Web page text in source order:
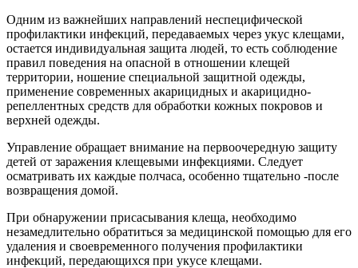
Одним из важнейших направлений неспецифической
профилактики инфекций, передаваемых через укус клещами,
остается индивидуальная защита людей, то есть соблюдение
правил поведения на опасной в отношении клещей
территории, ношение специальной защитной одежды,
применение современных акарицидных и акарицидно-
репеллентных средств для обработки кожных покровов и
верхней одежды.
Управление обращает внимание на первоочередную защиту
детей от заражения клещевыми инфекциями. Следует
осматривать их каждые полчаса, особенно тщательно -после
возвращения домой.
При обнаружении присасывания клеща, необходимо
незамедлительно обратиться за медицинской помощью для его
удаления и своевременного получения профилактики
инфекций, передающихся при укусе клещами.